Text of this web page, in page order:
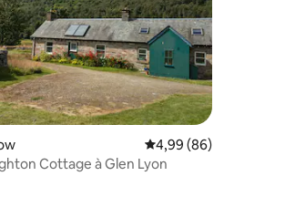
la base de 226 commentaires : 4,98 sur 5
Évaluation moyenne
4,99 (86)
Cottage à Glen Lyon